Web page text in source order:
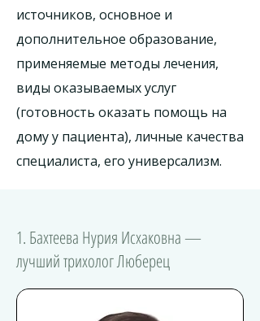
источников, основное и
дополнительное образование,
применяемые методы лечения,
виды оказываемых услуг
(готовность оказать помощь на
дому у пациента), личные качества
специалиста, его универсализм.
1. Бахтеева Нурия Исхаковна —
лучший трихолог Люберец